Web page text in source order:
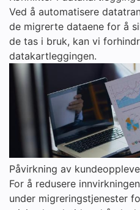
Ved å automatisere
de migrerte dataene for å
de tas i bruk, kan vi
datakartleggingen.
Påvirkning av
For å redusere
under migreringstjenester